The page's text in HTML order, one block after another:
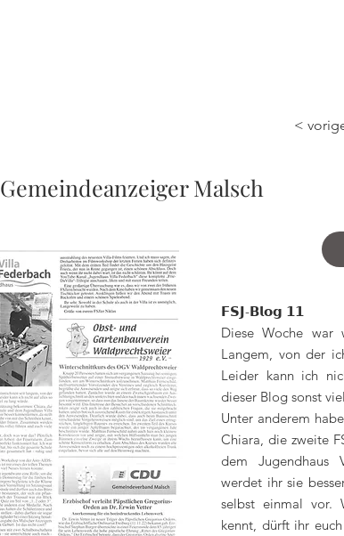
<
Gemeindeanzeiger Malsch
𝗙𝗦𝗝-𝗕𝗹𝗼𝗴 𝟭𝟭
Diese Woche war
Langem, von der
Leider kann ich
dieser Blog sonst
Unter anderem
Chiara, die zweite
dem Jugendhaus
werdet ihr sie
selbst einmal vor.
kennt, dürft ihr